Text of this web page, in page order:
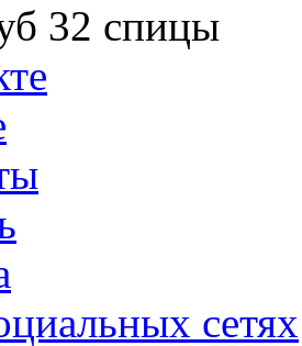
32 спицы
сетях